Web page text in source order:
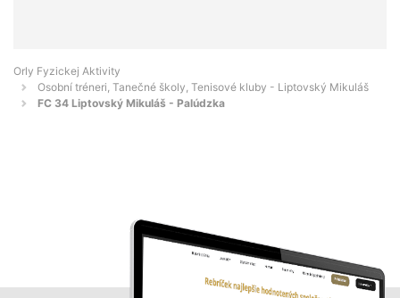
Orly Fyzickej Aktivity
Osobní tréneri, Tanečné školy, Tenisové kluby - Liptovský Mikuláš
FC 34 Liptovský Mikuláš - Palúdzka